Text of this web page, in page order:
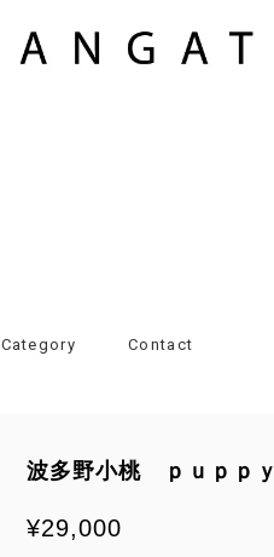
Category Contact
波多野小桃 ｐｕｐｐｙ
¥29,000